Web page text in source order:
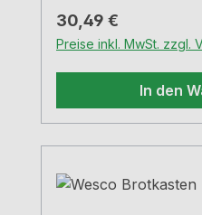
bleiben Brot und
frischB=18,0 cm,
cm Robuste
MetallHandgriff aus
Regulärer Preis:
30,49 €
Preise inkl. MwSt. zzgl.
In den